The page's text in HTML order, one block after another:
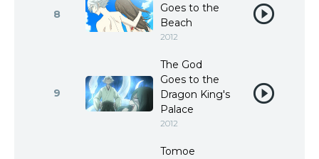
8
Goes to the
Beach
2012
9
The God
Goes to the
Dragon King's
Palace
2012
Tomoe